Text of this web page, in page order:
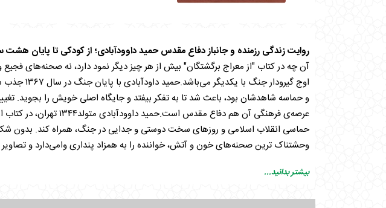
روایت زندگی رزمنده و جانباز دفاع مقدس حمید داوودآبادی؛ از کودکی تا پایان
آن ‌چه در کتاب "از معراج برگشتگان" بیش از هر چیز دیگر نمود دارد، نه صحنه‌های
اوج
عرصه‌ی فرهنگی آن هم
حماسی انقلاب اسلامی و روزهای سخت دوستی و جدایی در جنگ، همراه کند. بدون
وحشتناک‌ ترین صحنه‌های خون و آتش، خواننده را به همزاد پنداری وامی‌دارد و
برای تهیه کتاب «از معراج برگشتگان» و سایر کتاب‌های نویسنده
بیشتر بدانید...